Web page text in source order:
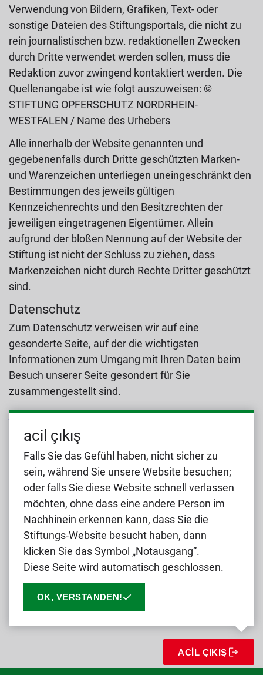
Verwendung von Bildern, Grafiken, Text- oder
sonstige Dateien des Stiftungsportals, die nicht zu
rein journalistischen bzw. redaktionellen Zwecken
durch Dritte verwendet werden sollen, muss die
Redaktion zuvor zwingend kontaktiert werden. Die
Quellenangabe ist wie folgt auszuweisen: ©
STIFTUNG OPFERSCHUTZ NORDRHEIN-
WESTFALEN / Name des Urhebers
Alle innerhalb der Website genannten und
gegebenenfalls durch Dritte geschützten Marken-
und Warenzeichen unterliegen uneingeschränkt den
Bestimmungen des jeweils gültigen
Kennzeichenrechts und den Besitzrechten der
jeweiligen eingetragenen Eigentümer. Allein
aufgrund der bloßen Nennung auf der Website der
Stiftung ist nicht der Schluss zu ziehen, dass
Markenzeichen nicht durch Rechte Dritter geschützt
sind.
Datenschutz
Zum Datenschutz verweisen wir auf eine
gesonderte Seite, auf der die wichtigsten
Informationen zum Umgang mit Ihren Daten beim
Besuch unserer Seite gesondert für Sie
zusammengestellt sind.
Mehr Informationen zum Datenschutz
acil çıkış
Falls Sie das Gefühl haben, nicht sicher zu
sein, während Sie unsere Website besuchen;
oder falls Sie diese Website schnell verlassen
möchten, ohne dass eine andere Person im
Nachhinein erkennen kann, dass Sie die
Stiftungs-Website besucht haben, dann
klicken Sie das Symbol „Notausgang“.
Diese Seite wird automatisch geschlossen.
OK, VERSTANDEN!
ACIL ÇIKIŞ
DATENSCHUTZ